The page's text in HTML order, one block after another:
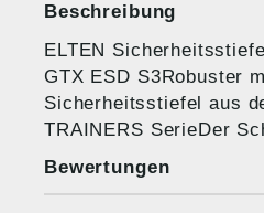
Beschreibung
ELTEN
GTX ESD S3​Robuster
Sicherheitsstiefel aus
TRAINERS SerieDer
Bewertungen